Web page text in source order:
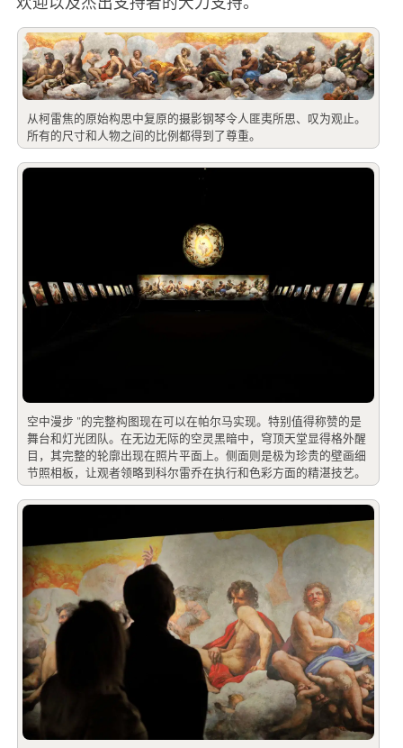
从柯雷焦的原始构思中复原的摄影钢琴令人匪夷所思、叹为观止。
所有的尺寸和人物之间的比例都得到了尊重。
空中漫步 "的完整构图现在可以在帕尔马实现。特别值得称赞的是
舞台和灯光团队。在无边无际的空灵黑暗中，穹顶天堂显得格外醒
目，其完整的轮廓出现在照片平面上。侧面则是极为珍贵的壁画细
节照相板，让观者领略到科尔雷乔在执行和色彩方面的精湛技艺。